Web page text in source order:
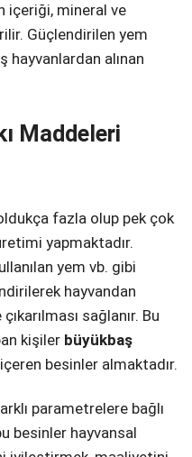
içeriği, mineral ve
Güçlendirilen yem
hayvanlardan alınan
Maddeleri
fazla olup pek çok
yapmaktadır.
yem vb. gibi
hayvandan
sağlanır. Bu
kişiler büyükbaş
besinler almaktadır.
parametrelere bağlı
besinler hayvansal